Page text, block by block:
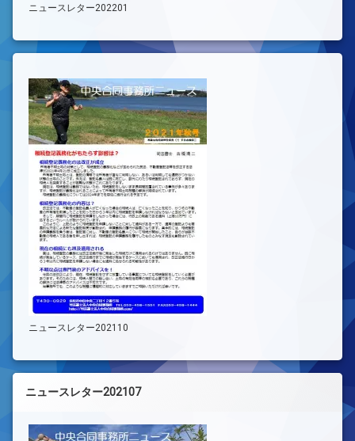
ニュースレター202201
ニュースレター202110
ニュースレター202107